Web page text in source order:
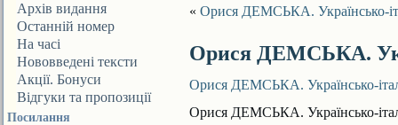
ДИВОСЛОВА
Архів видання
Останній номер
На часі
Нововведені тексти
Акції. Бонуси
Відгуки та пропозиції
Посилання
« Орися ДЕМСЬКА. Українсько-
Орися ДЕМСЬКА.
Орися ДЕМСЬКА. Українсько-
Орися ДЕМСЬКА. Українсько-